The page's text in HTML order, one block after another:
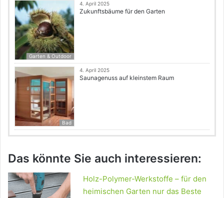
Garten & Outdoor
4. April 2025
Zukunftsbäume für den Garten
Bad
4. April 2025
Saunagenuss auf kleinstem Raum
Das könnte Sie auch interessieren:
Holz-Polymer-Werkstoffe – für den
heimischen Garten nur das Beste